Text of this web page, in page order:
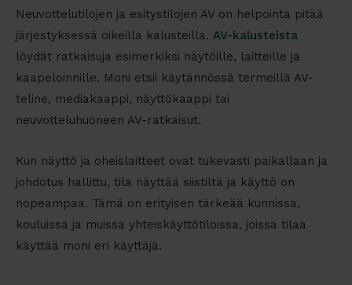
Neuvottelutilojen ja esitystilojen AV on helpointa pitää
järjestyksessä oikeilla kalusteilla. AV-kalusteista
löydät ratkaisuja esimerkiksi näytöille, laitteille ja
kaapeloinnille. Moni etsii käytännössä termeillä AV-
teline, mediakaappi, näyttökaappi tai
neuvotteluhuoneen AV-ratkaisut.
Kun näyttö ja oheislaitteet ovat tukevasti paikallaan ja
johdotus hallittu, tila näyttää siistiltä ja käyttö on
nopeampaa. Tämä on erityisen tärkeää kunnissa,
kouluissa ja muissa yhteiskäyttötiloissa, joissa tilaa
käyttää moni eri käyttäjä.